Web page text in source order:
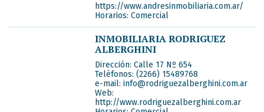
https://www.andresinmobiliaria.com.ar/
Horarios: Comercial
INMOBILIARIA RODRIGUEZ
ALBERGHINI
Dirección: Calle 17 Nº 654
Teléfonos: (2266) 15489768
e-mail: info@rodriguezalberghini.com.ar
Web:
http://www.rodriguezalberghini.com.ar